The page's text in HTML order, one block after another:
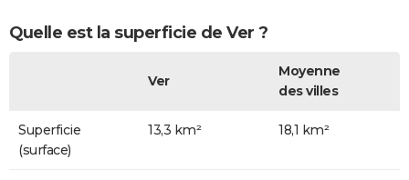
Quelle est la superficie de Ver ?
Ver
Moyenne
des villes
Superficie
(surface)
13,3 km² 18,1 km²